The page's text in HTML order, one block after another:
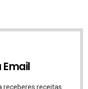
receberes receitas